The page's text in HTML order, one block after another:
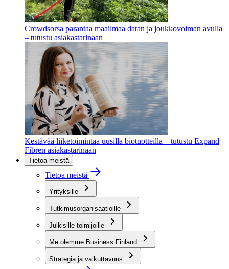
Crowdsorsa parantaa maailmaa datan ja joukkovoiman avulla
– tutustu asiakastarinaan
Kestävää liiketoimintaa uusilla biotuotteilla – tutustu Expand
Fibren asiakastarinaan
Tietoa meistä
Tietoa meistä
Yrityksille
Tutkimusorganisaatioille
Julkisille toimijoille
Me olemme Business Finland
Strategia ja vaikuttavuus